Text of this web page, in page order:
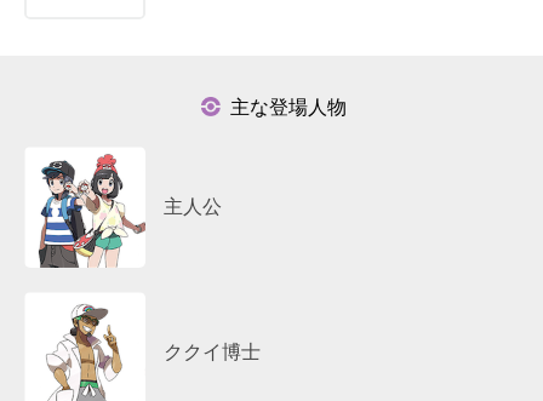
主な登場人物
主人公
ククイ博士